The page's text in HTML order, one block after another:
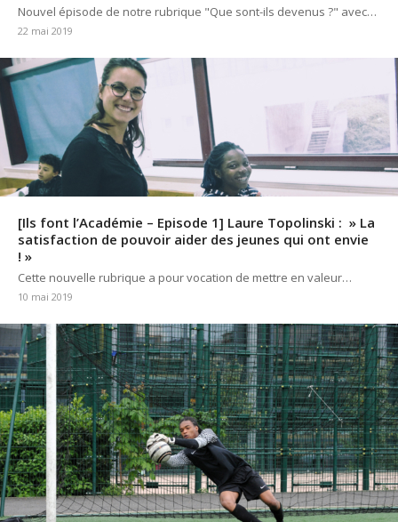
Nouvel épisode de notre rubrique "Que sont-ils devenus ?" avec…
22 mai 2019
[Ils font l’Académie – Episode 1] Laure Topolinski : » La
satisfaction de pouvoir aider des jeunes qui ont envie
! »
Cette nouvelle rubrique a pour vocation de mettre en valeur…
10 mai 2019